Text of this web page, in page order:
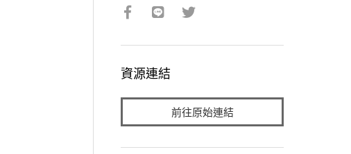
資源連結
前往原始連結